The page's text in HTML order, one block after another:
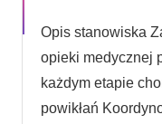
Opis stanowiska
opieki medycznej
każdym etapie
powikłań